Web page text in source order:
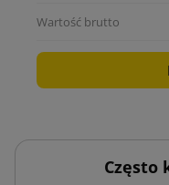
Często